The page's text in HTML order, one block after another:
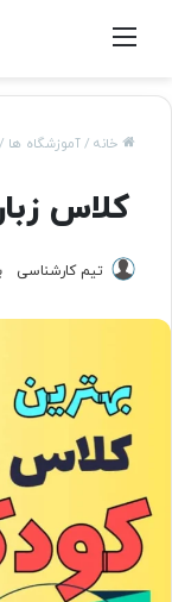
خانه /آموزشگاه ها /
کلاس
تیم کارشناسی